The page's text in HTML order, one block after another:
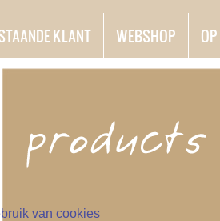
KLANT WEBSHOP
van cookies